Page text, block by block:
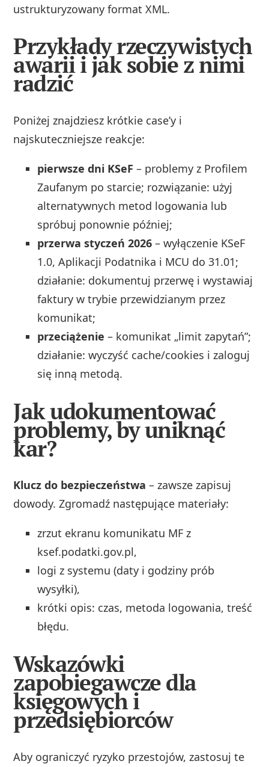
ustrukturyzowany format XML.
Przykłady rzeczywistych
awarii i jak sobie z nimi
radzić
Poniżej znajdziesz krótkie case’y i
najskuteczniejsze reakcje:
pierwsze dni KSeF – problemy z Profilem
Zaufanym po starcie; rozwiązanie: użyj
alternatywnych metod logowania lub
spróbuj ponownie później;
przerwa styczeń 2026 – wyłączenie KSeF
1.0, Aplikacji Podatnika i MCU do 31.01;
działanie: dokumentuj przerwę i wystawiaj
faktury w trybie przewidzianym przez
komunikat;
przeciążenie – komunikat „limit zapytań”;
działanie: wyczyść cache/cookies i zaloguj
się inną metodą.
Jak udokumentować
problemy, by uniknąć
kar?
Klucz do bezpieczeństwa – zawsze zapisuj
dowody. Zgromadź następujące materiały:
zrzut ekranu komunikatu MF z
ksef.podatki.gov.pl,
logi z systemu (daty i godziny prób
wysyłki),
krótki opis: czas, metoda logowania, treść
błędu.
Wskazówki
zapobiegawcze dla
księgowych i
przedsiębiorców
Aby ograniczyć ryzyko przestojów, zastosuj te